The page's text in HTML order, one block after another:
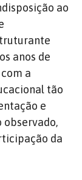
ao
anos de
a
tão
e
observado,
da